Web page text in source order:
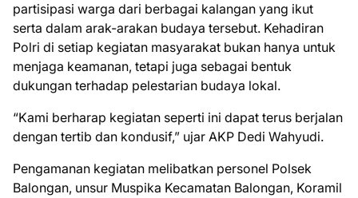
partisipasi warga dari berbagai kalangan yang ikut
serta dalam arak-arakan budaya tersebut. Kehadiran
Polri di setiap kegiatan masyarakat bukan hanya untuk
menjaga keamanan, tetapi juga sebagai bentuk
dukungan terhadap pelestarian budaya lokal.
“Kami berharap kegiatan seperti ini dapat terus berjalan
dengan tertib dan kondusif,” ujar AKP Dedi Wahyudi.
Pengamanan kegiatan melibatkan personel Polsek
Balongan, unsur Muspika Kecamatan Balongan, Koramil